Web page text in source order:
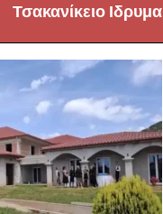
Τσακανίκειο Ιδρυμα